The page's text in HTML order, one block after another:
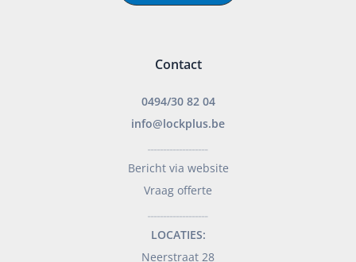
Contact
0494/30 82 04
info@lockplus.be
Bericht via website
Vraag offerte
LOCATIES:
Neerstraat 28